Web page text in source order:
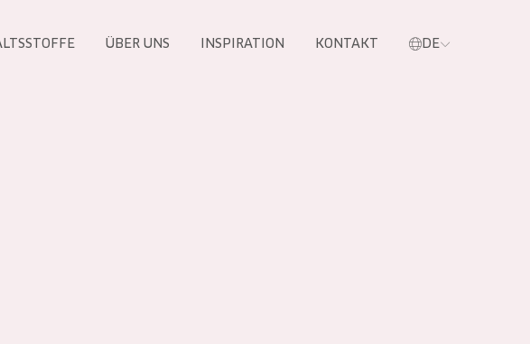
ÜBER UNS INSPIRATION KONTAKT DE